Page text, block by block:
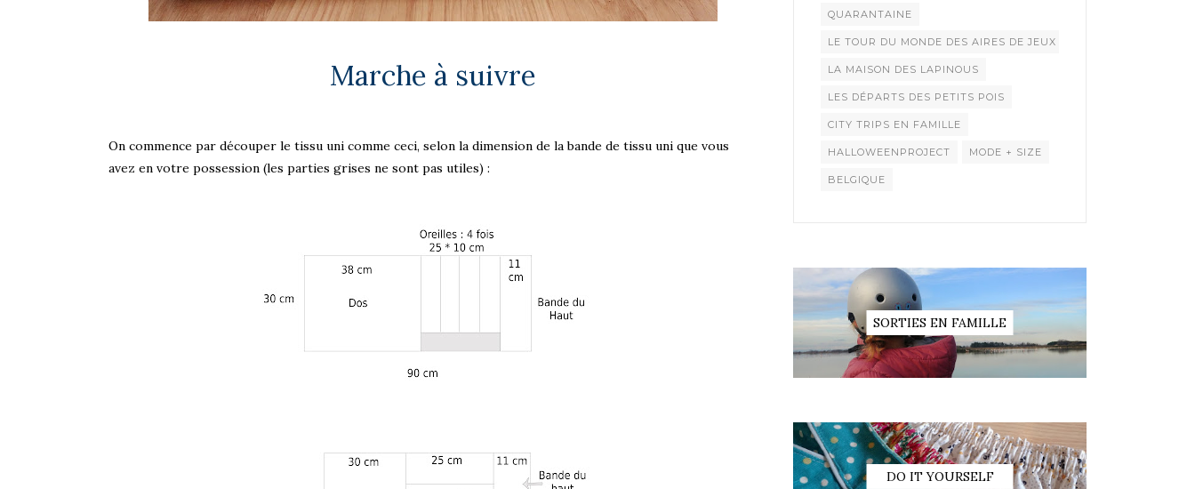
Marche à suivre
On commence par découper le tissu uni comme ceci, selon la dimension de la bande de tissu uni que vous
avez en votre possession (les parties grises ne sont pas utiles) :
QUARANTAINE
LE TOUR DU MONDE DES AIRES DE JEUX
LA MAISON DES LAPINOUS
LES DÉPARTS DES PETITS POIS
CITY TRIPS EN FAMILLE
HALLOWEENPROJECT MODE + SIZE
BELGIQUE
SORTIES EN FAMILLE
DO IT YOURSELF